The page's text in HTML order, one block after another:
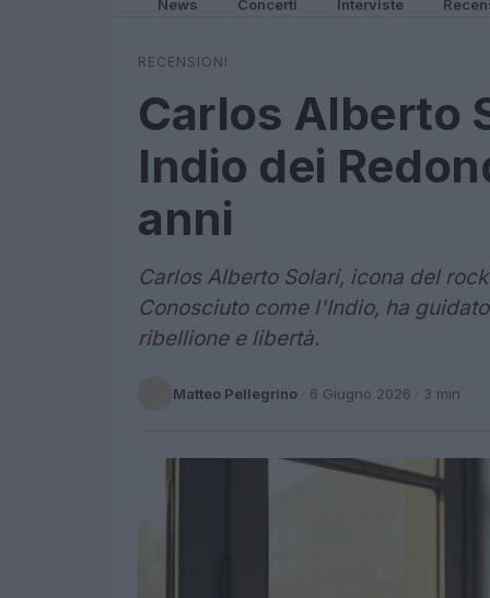
News Concerti Interviste
RECENSIONI
Carlos Alberto
Indio dei
anni
Carlos Alberto Solari, icona del
Conosciuto come l'Indio, ha
ribellione e libertà.
Matteo Pellegrino · 6 Giugno 2026 · 3 min